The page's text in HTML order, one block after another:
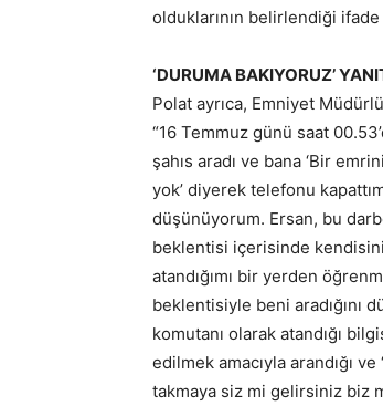
olduklarının belirlendiği
‘DURUMA BAKIYORUZ’
Polat ayrıca, Emniyet
“16 Temmuz günü saat
şahıs aradı ve bana ‘Bir
yok’ diyerek telefonu
düşünüyorum. Ersan, bu
beklentisi içerisinde
atandığımı bir yerden
beklentisiyle beni aradığını
komutanı olarak atandığı
edilmek amacıyla arandığı
takmaya siz mi gelirsiniz biz